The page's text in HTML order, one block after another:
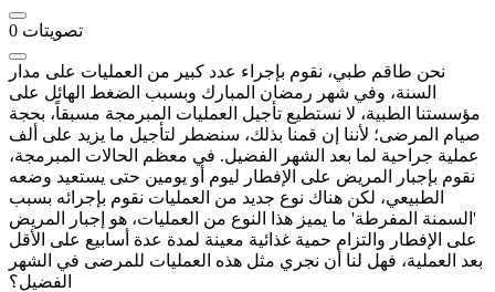
0 تصويتات
نحن طاقم طبي، نقوم بإجراء عدد كبير من العمليات على مدار
السنة، وفي شهر رمضان المبارك وبسبب الضغط الهائل على
مؤسستنا الطبية، لا نستطيع تأجيل العمليات المبرمجة مسبقاً، بحجة
صيام المرضى؛ لأننا إن قمنا بذلك، سنضطر لتأجيل ما يزيد على ألف
عملية جراحية لما بعد الشهر الفضيل. في معظم الحالات المبرمجة،
نقوم بإجبار المريض على الإفطار ليوم أو يومين حتى يستعيد وضعه
الطبيعي، لكن هناك نوع جديد من العمليات نقوم بإجرائه بسبب
'السمنة المفرطة' ما يميز هذا النوع من العمليات، هو إجبار المريض
على الإفطار والتزام حمية غذائية معينة لمدة عدة أسابيع على الأقل
بعد العملية، فهل لنا أن نجري مثل هذه العمليات للمرضى في الشهر
الفضيل؟